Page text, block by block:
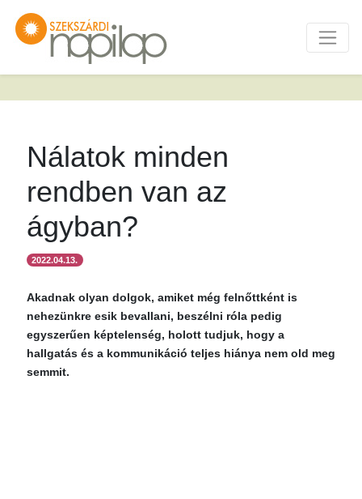
Nálatok minden
rendben van az
ágyban?
2022.04.13.
Akadnak olyan dolgok, amiket még felnőttként is
nehezünkre esik bevallani, beszélni róla pedig
egyszerűen képtelenség, holott tudjuk, hogy a
hallgatás és a kommunikáció teljes hiánya nem old meg
semmit.